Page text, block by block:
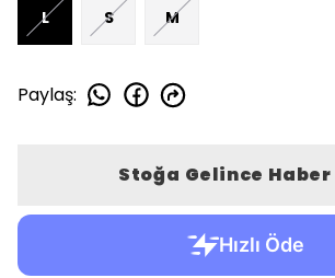
L S M
Paylaş:
Stoğa Gelince Haber